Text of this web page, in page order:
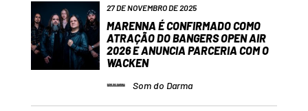
27 DE NOVEMBRO DE 2025
MARENNA É CONFIRMADO COMO
ATRAÇÃO DO BANGERS OPEN AIR
2026 E ANUNCIA PARCERIA COM O
WACKEN
Som do Darma